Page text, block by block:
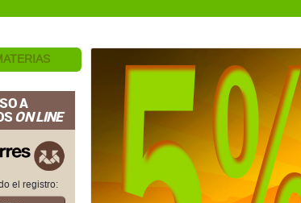
ON LINE
el registro: